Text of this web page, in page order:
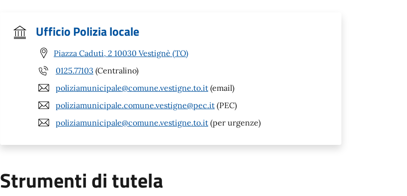
Ufficio Polizia locale
Piazza Caduti, 2 10030 Vestignè (TO)
0125.77103 (Centralino)
poliziamunicipale@comune.vestigne.to.it (email)
poliziamunicipale.comune.vestigne@pec.it (PEC)
poliziamunicipale@comune.vestigne.to.it (per urgenze)
Strumenti di tutela